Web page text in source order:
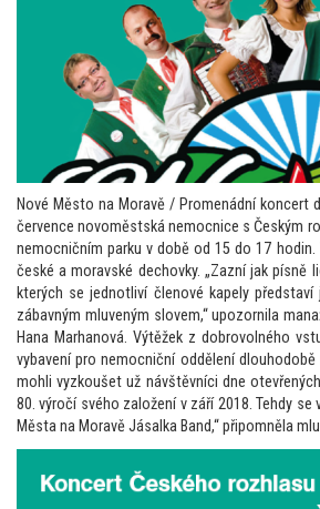
Nové Město na Moravě / Promenádní koncert
července novoměstská nemocnice s Českým
nemocničním parku v době od 15 do 17
české a moravské dechovky. „Zazní jak písně
kterých se jednotliví členové kapely
zábavným mluveným slovem,“ upozornila
Hana Marhanová. Výtěžek z dobrovolného
vybavení pro nemocniční oddělení
mohli vyzkoušet už návštěvníci dne
80. výročí svého založení v září 2018. Tehdy
Města na Moravě Jásalka Band,“ připomněla